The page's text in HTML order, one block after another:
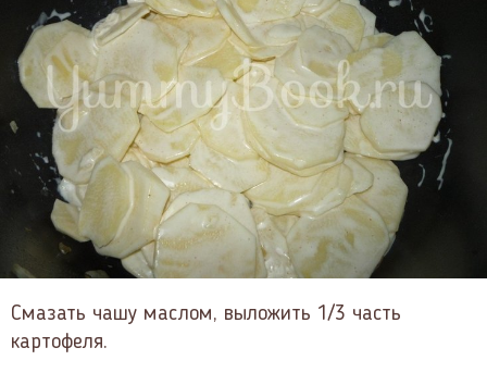
Смазать чашу маслом, выложить 1/3 часть
картофеля.